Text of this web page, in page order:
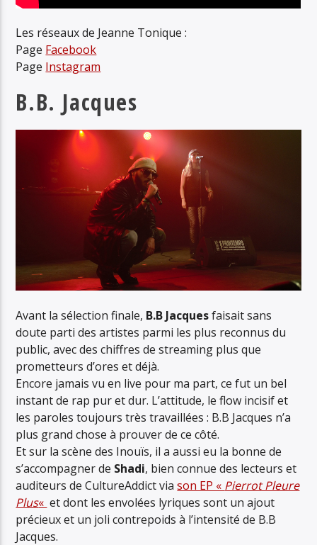
Les réseaux de Jeanne Tonique :
Page Facebook
Page Instagram
B.B. Jacques
Avant la sélection finale, B.B Jacquesfaisait sans
doute parti des artistes parmi les plus reconnus du
public, avec des chiffres de streaming plus que
prometteurs d’ores et déjà.
Encore jamais vu en live pour ma part, ce fut un bel
instant de rap pur et dur. L’attitude, le flow incisif et
les paroles toujours très travaillées : B.B Jacques n’a
plus grand chose à prouver de ce côté.
Et sur la scène des Inouïs, il a aussi eu la bonne de
s’accompagner de Shadi, bien connue des lecteurs et
auditeurs de CultureAddict viason EP « Pierrot Pleure
Plus« et dont les envolées lyriques sont un ajout
précieux et un joli contrepoids à l’intensité de B.B
Jacques.